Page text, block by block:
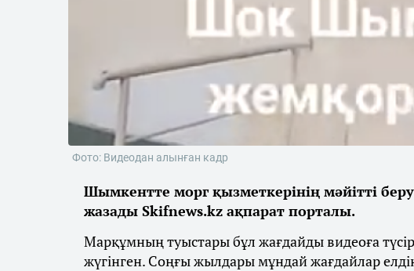
Фото: Видеодан алынған кадр
Шымкентте морг қызметкерінің мәйітті
жазады Skifnews.kz ақпарат порталы.
Марқұмның туыстары бұл жағдайды видеоға
жүгінген. Соңғы жылдары мұндай жағдайлар елдің